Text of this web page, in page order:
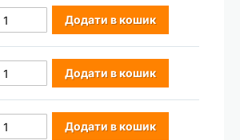
Додати в кошик
Додати в кошик
Додати в кошик